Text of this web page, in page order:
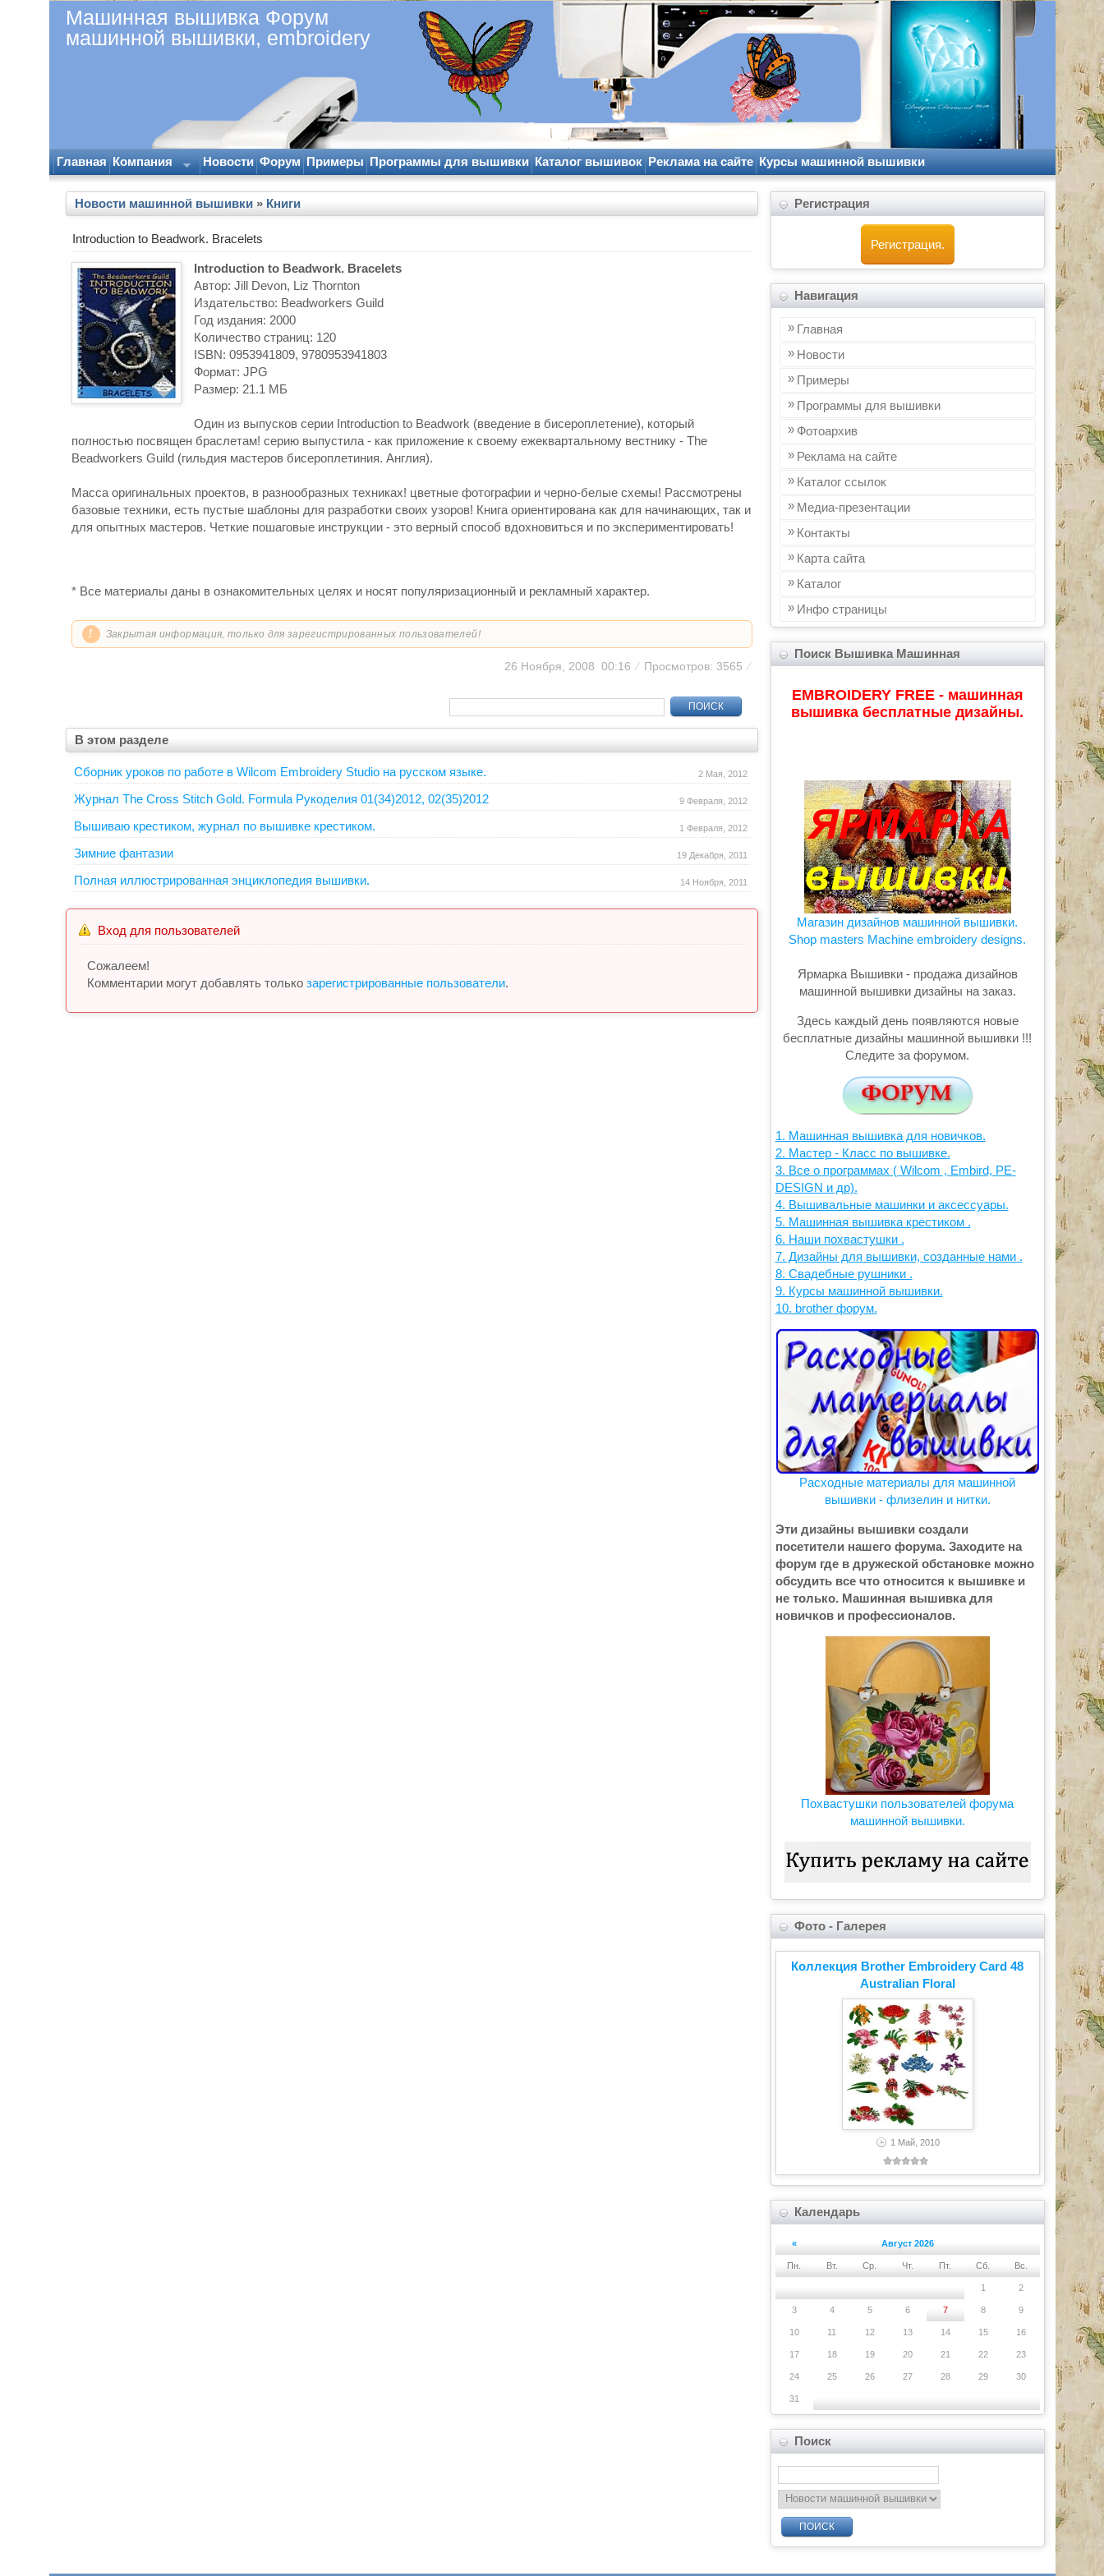
Машинная вышивка Форум
машинной вышивки, embroidery
Главная Компания Новости Форум Примеры Программы для вышивки Каталог вышивок Реклама на сайте Курсы машинной вышивки
Новости машинной вышивки» Книги
Introduction to Beadwork. Bracelets
Introduction to Beadwork. Bracelets
Автор: Jill Devon, Liz Thornton
Издательство: Beadworkers Guild
Год издания: 2000
Количество страниц: 120
ISBN: 0953941809, 9780953941803
Формат: JPG
Размер: 21.1 МБ
Один из выпусков серии Introduction to Beadwork (введение в бисероплетение), который
полностью посвящен браслетам! серию выпустилa - как приложение к своему ежеквартальному вестнику - The
Beadworkers Guild (гильдия мастеров бисероплетиния. Aнглия).
Масса оригинальных проектов, в разнообразных техниках! цветные фотографии и черно-белые схемы! Рассмотрены
базовые техники, есть пустые шаблоны для разработки своих узоров! Книга ориентирована как для начинающих, так и
для опытных мастеров. Четкие пошаговые инструкции - это верный способ вдохновиться и по экспериментировать!
* Все материалы даны в ознакомительных целях и носят популяризационный и рекламный характер.
! Закрытая информация, только для зарегистрированных пользователей!
26 Ноября, 2008 00:16 ⁄ Просмотров: 3565 ⁄
ПОИСК
В этом разделе
2 Мая, 2012
Сборник уроков по работе в Wilcom Embroidery Studio на русском языке.
9 Февраля, 2012
Журнал The Cross Stitch Gold. Formula Рукоделия 01(34)2012, 02(35)2012
1 Февраля, 2012
Вышиваю крестиком, журнал по вышивке крестиком.
19 Декабря, 2011
Зимние фантазии
14 Ноября, 2011
Полная иллюстрированная энциклопедия вышивки.
Вход для пользователей
Сожалеем!
Комментарии могут добавлять только зарегистрированные пользователи.
Регистрация
Регистрация.
Навигация
Главная
Новости
Примеры
Программы для вышивки
Фотоархив
Реклама на сайте
Каталог ссылок
Медиа-презентации
Контакты
Карта сайта
Каталог
Инфo страницы
Поиск Вышивка Машинная
EMBROIDERY FREE - машинная
вышивка бесплатные дизайны.
Магазин дизайнов машинной вышивки.
Shop masters Machine embroidery designs.
Ярмарка Вышивки - продажа дизайнов
машинной вышивки дизайны на заказ.
Здесь каждый день появляются новые
бесплатные дизайны машинной вышивки !!!
Следите за форумом.
1. Машинная вышивка для новичков.
2. Мастер - Класс по вышивке.
3. Все о программах ( Wilcom , Embird, PE-
DESIGN и др).
4. Вышивальные машинки и аксессуары.
5. Машинная вышивка крестиком .
6. Наши похвастушки .
7. Дизайны для вышивки, созданные нами .
8. Свадебные рушники .
9. Курсы машинной вышивки.
10. brother форум.
Расходные материалы для машинной
вышивки - флизелин и нитки.
Эти дизайны вышивки создали
посетители нашего форума. Заходите на
форум где в дружеской обстановке можно
обсудить все что относится к вышивке и
не только. Машинная вышивка для
новичков и профессионалов.
Похвастушки пользователей форума
машинной вышивки.
Фото - Галерея
Коллекция Brother Embroidery Card 48
Australian Floral
1 Май, 2010
Календарь
« Август 2026
Пн. Вт. Ср. Чт. Пт. Сб. Вс.
1 2
3 4 5 6 7 8 9
10 11 12 13 14 15 16
17 18 19 20 21 22 23
24 25 26 27 28 29 30
31
Поиск
ПОИСК